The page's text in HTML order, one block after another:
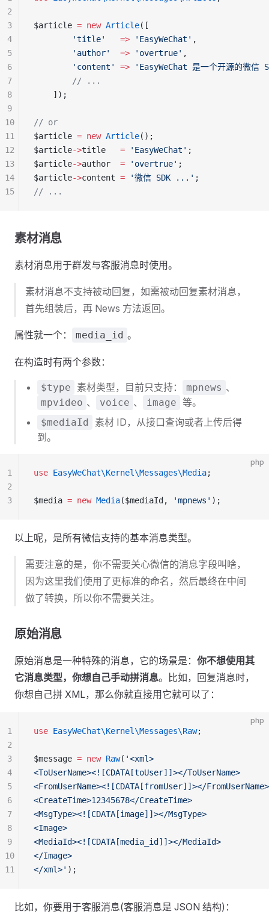
$article = new Article([
        'title'
   =>
'EasyWeChat' ,
        'author'
  =>
'overtrue' ,
        'content'
=> 'EasyWeChat 是一个开源的微
        // ...
    ]);
// or
$article = new Article();
$article->title = 'EasyWeChat' ;
$article->author = 'overtrue' ;
$article->content = '微信 SDK ...' ;
// ...
2
3
4
5
6
7
8
9
10
11
12
13
14
15
素材消息
素材消息用于群发与客服消息时使用。
素材消息不支持被动回复，如需被动回复素材消息，
首先组装后，再 News 方法返回。
属性就一个： media_id 。
在构造时有两个参数：
$type 素材类型，目前只支持： mpnews 、
mpvideo 、 voice 、 image 等。
$mediaId
素材 ID，从接口查询或者上传后得
到。
php
use EasyWeChat\Kernel\Messages\Media;
$media = new Media($mediaId, 'mpnews' );
1
2
3
以上呢，是所有微信支持的基本消息类型。
需要注意的是，你不需要关心微信的消息字段叫啥，
因为这里我们使用了更标准的命名，然后最终在中间
做了转换，所以你不需要关注。
原始消息
原始消息是一种特殊的消息，它的场景是： 你不想使用其
它消息类型，你想自己手动拼消息。比如，回复消息时，
你想自己拼 XML，那么你就直接用它就可以了：
php
use EasyWeChat\Kernel\Messages\Raw;
$message = new Raw( '<xml>
<ToUserName><![CDATA[toUser]]></ToUserName>
<FromUserName><![CDATA[fromUser]]></FromUserName>
<CreateTime>12345678</CreateTime>
<MsgType><![CDATA[image]]></MsgType>
<Image>
<MediaId><![CDATA[media_id]]></MediaId>
</Image>
</xml>' );
1
2
3
4
5
6
7
8
9
10
11
比如，你要用于客服消息(客服消息是 JSON 结构)：